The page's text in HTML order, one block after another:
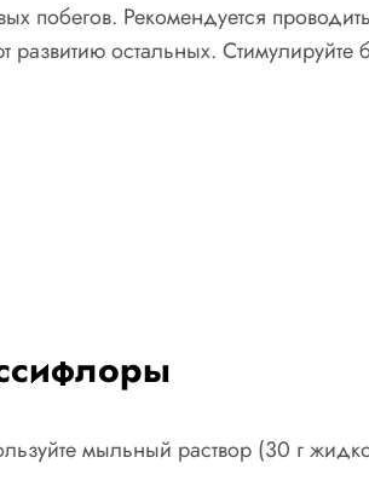
побегов. Рекомендуется
остальных. Стимулируйте
мыльный раствор (30 г